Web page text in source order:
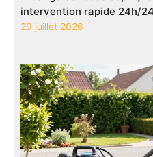
intervention rapide 24h/24
29 juillet 2026